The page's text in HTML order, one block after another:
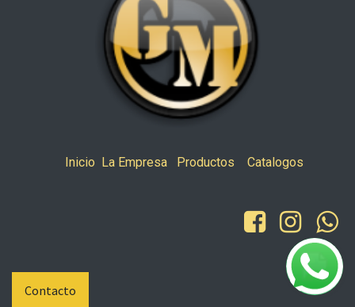
Inicio La Empresa Productos Catalogos
Contacto